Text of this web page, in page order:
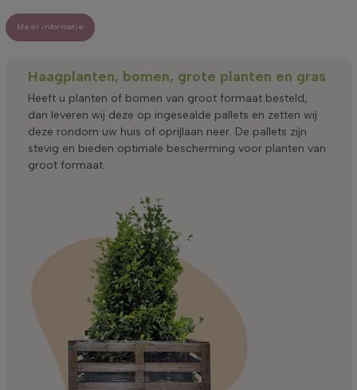
Meer informatie
Haagplanten, bomen, grote planten en gras
Heeft u planten of bomen van groot formaat besteld,
dan leveren wij deze op ingesealde pallets en zetten wij
deze rondom uw huis of oprijlaan neer. De pallets zijn
stevig en bieden optimale bescherming voor planten van
groot formaat.